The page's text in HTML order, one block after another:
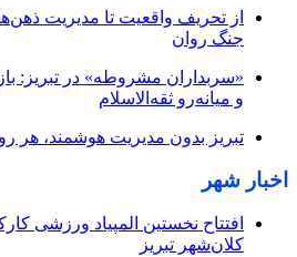
از تحریف واقعیت تا مدیریت
جنگ روان
«سربداران مشروطه» در تبریز:
و میانه‌رو ثقه‌الاسلام
تبریز بدون مدیریت هوشمند، هر
اخبار شهر
افتتاح نخستین المپیاد ورزشی
کلان‌شهر تبریز